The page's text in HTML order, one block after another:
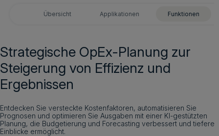
Übersicht Applikationen Funktionen
Strategische OpEx-Planung zur
Steigerung von Effizienz und
Ergebnissen
Entdecken Sie versteckte Kostenfaktoren, automatisieren Sie
Prognosen und optimieren Sie Ausgaben mit einer KI-gestützten
Planung, die Budgetierung und Forecasting verbessert und tiefere
Einblicke ermöglicht.